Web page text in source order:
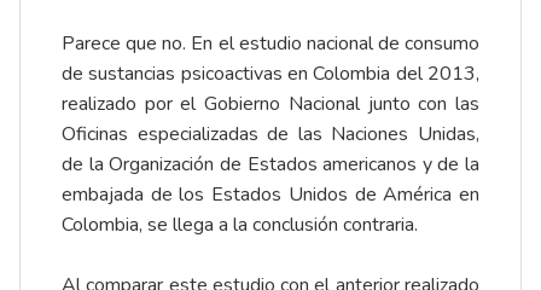
Parece que no. En el estudio nacional de consumo
de sustancias psicoactivas en Colombia del 2013,
realizado por el Gobierno Nacional junto con las
Oficinas especializadas de las Naciones Unidas,
de la Organización de Estados americanos y de la
embajada de los Estados Unidos de América en
Colombia, se llega a la conclusión contraria.